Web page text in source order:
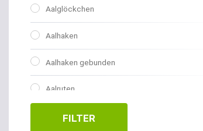
Aalglöckchen
Aalhaken
Aalhaken gebunden
Aalruten
Abhakmatten
FILTER